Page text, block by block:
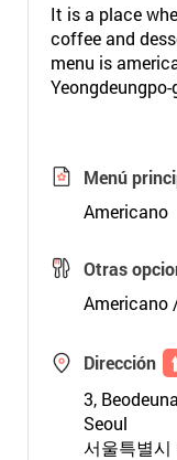
It is a place
coffee and
menu is
Yeongdeungpo-
Menú
Americano
Otras
Americano
Dirección
3,
Seoul
서울특별시